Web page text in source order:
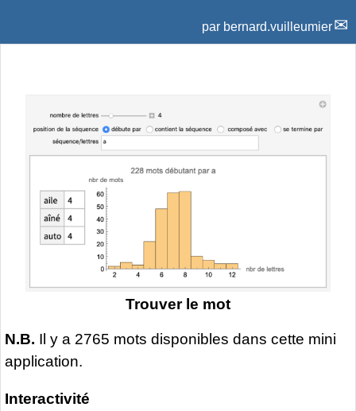
par bernard.vuilleumier
Trouver le mot
N.B. Il y a 2765 mots disponibles dans cette mini
application.
Interactivité